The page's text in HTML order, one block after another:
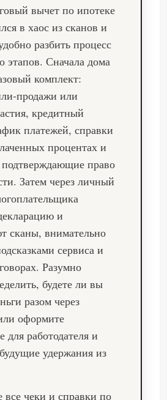
вычет по ипотеке
в хаос из сканов и
разбить процесс
этапов. Сначала дома
комплект:
или
кредитный
платежей, справки
процентах и
право
Затем через личный
и
сканы, внимательно
сервиса и
Разумно
будете ли вы
разом через
оформите
для работодателя и
удержания из
все чеки и справки по